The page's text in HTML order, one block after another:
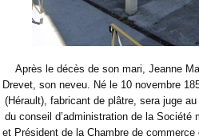
Après le décès de son mari, Jeanne
Drevet, son neveu. Né le 10 novembre
(Hérault), fabricant de plâtre, sera juge
du conseil d’administration de la Société
et Président de la Chambre de commerce